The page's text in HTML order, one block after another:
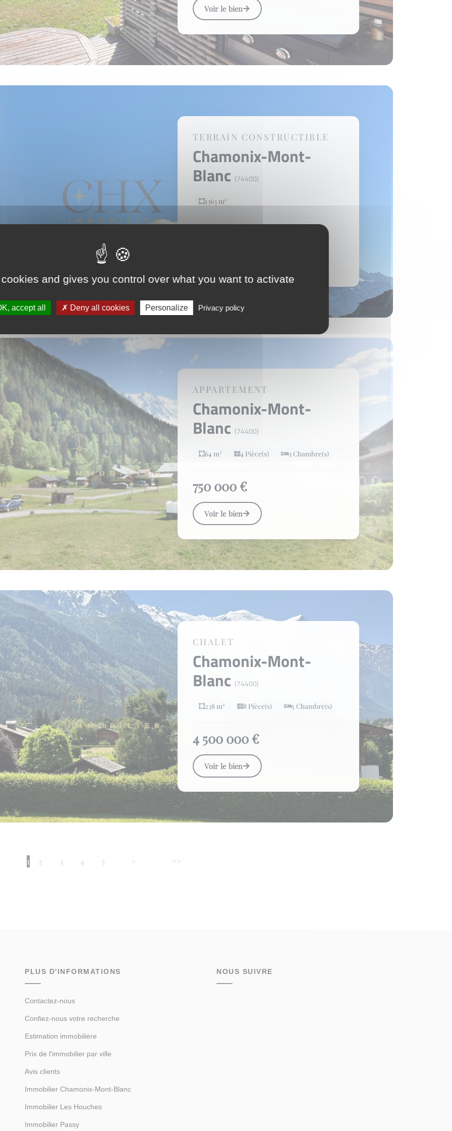
Voir le bien
TERRAIN CONSTRUCTIBLE
Chamonix-Mont-
Blanc (74400)
1363 m²
APPARTEMENT
Chamonix-Mont-
Blanc (74400)
64 m² 4 Pièce(s) 3 Chambre(s)
750 000 €
Voir le bien
CHALET
Chamonix-Mont-
Blanc (74400)
238 m² 8 Pièce(s) 5 Chambre(s)
4 500 000 €
Voir le bien
1 2 3 4 5 > >>
PLUS D'INFORMATIONS
Contactez-nous
Confiez-nous votre recherche
Estimation immobilière
Prix de l'immobilier par ville
Avis clients
Immobilier Chamonix-Mont-Blanc
Immobilier Les Houches
Immobilier Passy
NOUS SUIVRE
and gives you control over what you want to activate
accept all Deny all cookies Personalize Privacy policy